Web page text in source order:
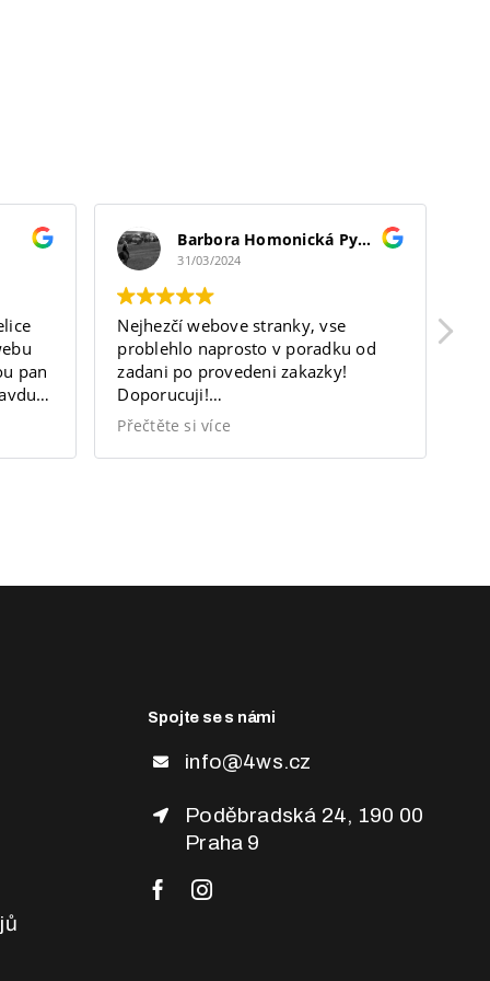
pan
Barbora Homonická Pyšková
31/03/2024
Nejhezčí webove stranky, vse
problehlo naprosto v poradku od
zadani po provedeni zakazky!
Doporucuji!
https://bodytherapist.cz/
Přečtěte si více
Spojte se s námi
info@4ws.cz
Poděbradská 24, 190 00
Praha 9